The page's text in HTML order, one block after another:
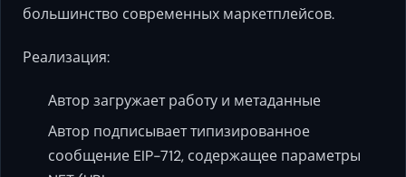
большинство современных маркетплейсов.
Реализация:
Автор загружает работу и метаданные
Автор подписывает типизированное
сообщение EIP-712, содержащее параметры